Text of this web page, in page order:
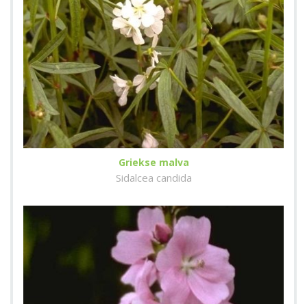
Griekse malva
Sidalcea candida